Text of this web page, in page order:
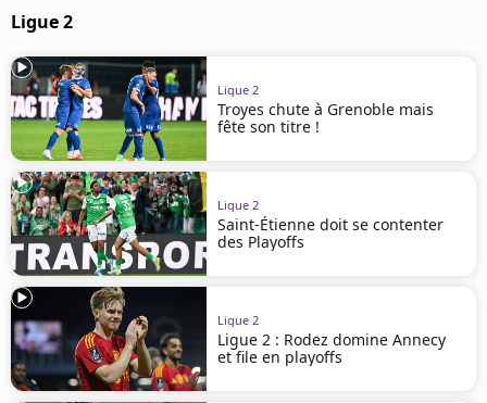
Ligue 2
Ligue 2
Troyes chute à Grenoble mais
fête son titre !
Ligue 2
Saint-Étienne doit se contenter
des Playoffs
Ligue 2
Ligue 2 : Rodez domine Annecy
et file en playoffs